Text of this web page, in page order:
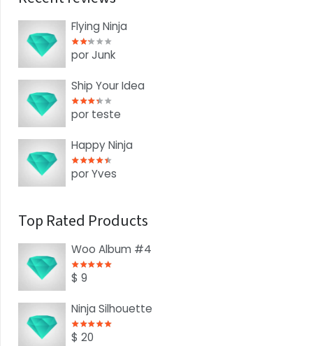
Flying Ninja
Valorado con
por Junk
Ship Your Idea
Valorado con
por teste
Happy Ninja
Valorado con
por Yves
Top Rated Products
Woo Album #4
Valorado con
$ 9
Ninja Silhouette
Valorado con
$ 20